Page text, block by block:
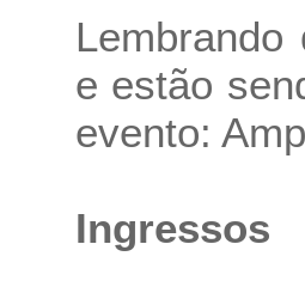
e estão
evento:
Ingressos